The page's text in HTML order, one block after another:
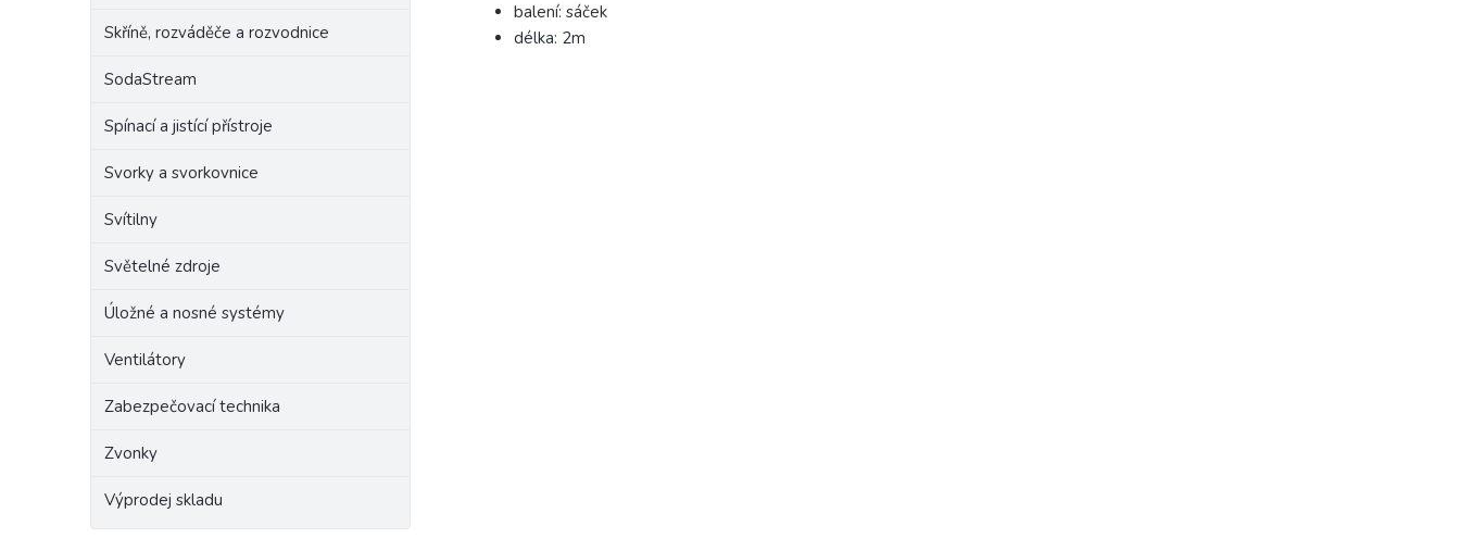
Skříně, rozváděče a rozvodnice
SodaStream
Spínací a jistící přístroje
Svorky a svorkovnice
Svítilny
Světelné zdroje
Úložné a nosné systémy
Ventilátory
Zabezpečovací technika
Zvonky
Výprodej skladu
balení: sáček
délka: 2m